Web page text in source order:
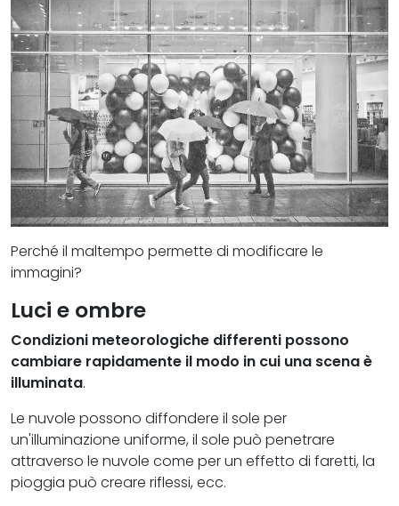
Perché il maltempo permette di modificare le
immagini?
Luci e ombre
Condizioni meteorologiche differenti possono
cambiare rapidamente il modo in cui una scena è
illuminata.
Le nuvole possono diffondere il sole per
un'illuminazione uniforme, il sole può penetrare
attraverso le nuvole come per un effetto di faretti, la
pioggia può creare riflessi, ecc.